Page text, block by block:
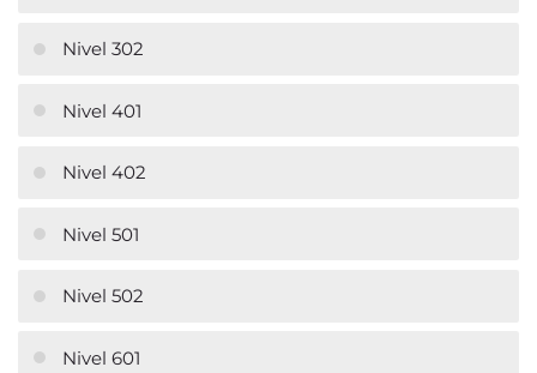
Nivel 302
Nivel 401
Nivel 402
Nivel 501
Nivel 502
Nivel 601